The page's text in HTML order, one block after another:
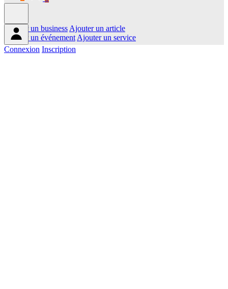
Ajouter un business Ajouter un article
Ajouter un événement Ajouter un service
Connexion Inscription